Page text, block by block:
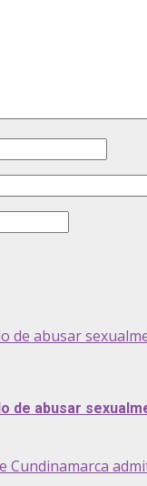
de abusar
de abusar